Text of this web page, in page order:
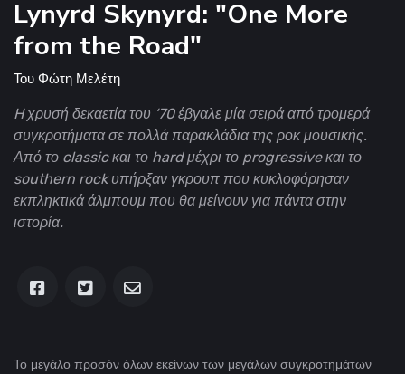
Lynyrd Skynyrd: "One More
from the Road"
Του Φώτη Μελέτη
H χρυσή δεκαετία του ‘70 έβγαλε μία σειρά από τρομερά
συγκροτήματα σε πολλά παρακλάδια της ροκ μουσικής.
Από το classic και το hard μέχρι το progressive και το
southern rock υπήρξαν γκρουπ που κυκλοφόρησαν
εκπληκτικά άλμπουμ που θα μείνουν για πάντα στην
ιστορία.
Το μεγάλο προσόν όλων εκείνων των μεγάλων συγκροτημάτων